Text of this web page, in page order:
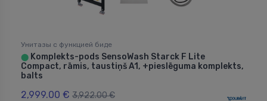
Унитазы с функцией биде
⬤ Komplekts-pods SensoWash Starck F Lite
Compact, rāmis, taustiņš A1, +pieslēguma komplekts,
balts
2,999.00 € 3,922.00 €